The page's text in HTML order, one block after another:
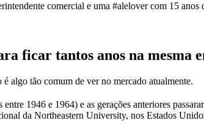
comercial e uma #alelover com 15
ficar tantos anos na mesma
é algo tão comum de ver no mercado atualmente.
entre 1946 e 1964) e as gerações anteriores
da Northeastern University, nos Estados